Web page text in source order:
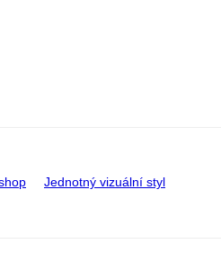
Jednotný vizuální styl